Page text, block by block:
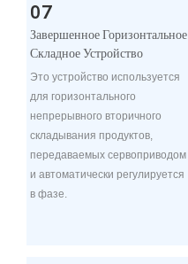
07
Завершенное Горизонтальное
Складное Устройство
Это устройство используется
для горизонтального
непрерывного вторичного
складывания продуктов,
передаваемых сервоприводом
и автоматически регулируется
в фазе.